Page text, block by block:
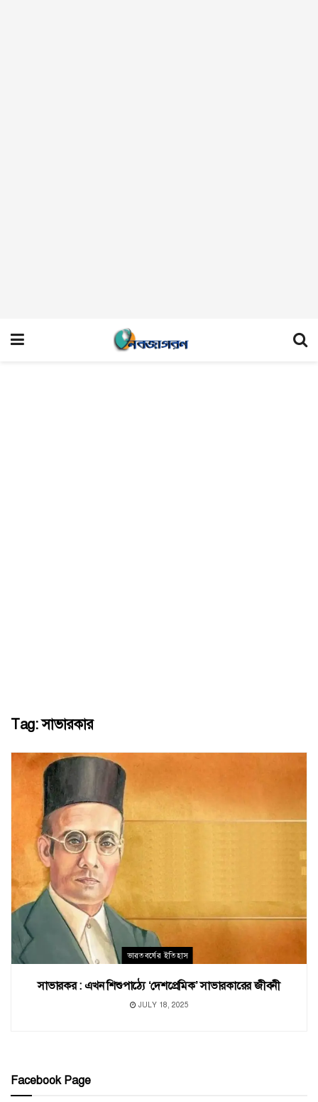
Tag:সাভারকার
ভারতবর্ষের ইতিহাস
সাভারকর : এখন শিশুপাঠ্যে ‘দেশপ্রেমিক’ সাভারকারের জীবনী
JULY 18, 2025
Facebook Page